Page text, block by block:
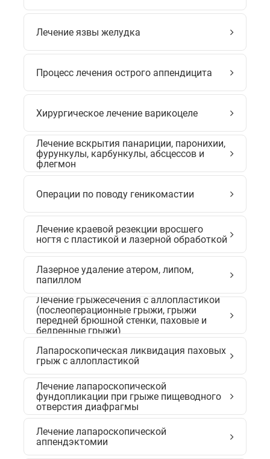
Лечение язвы желудка
Процесс лечения острого аппендицита
Хирургическое лечение варикоцеле
Лечение вскрытия панариции, паронихии,
фурункулы, карбункулы, абсцессов и
флегмон
Операции по поводу геникомастии
Лечение краевой резекции вросшего
ногтя с пластикой и лазерной обработкой
Лазерное удаление атером, липом,
папиллом
Лечение грыжесечения с аллопластикой
(послеоперационные грыжи, грыжи
передней брюшной стенки, паховые и
бедренные грыжи)
Лапароскопическая ликвидация паховых
грыж с аллопластикой
Лечение лапароскопической
фундопликации при грыже пищеводного
отверстия диафрагмы
Лечение лапароскопической
аппендэктомии